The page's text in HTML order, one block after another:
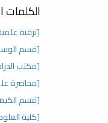
الكلمات
[ترقية
[قسم
[مكتب
[محاضرة
[قسم
[كلية